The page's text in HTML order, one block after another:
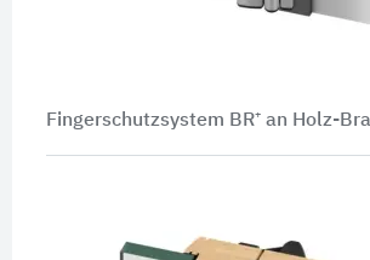
Fingerschutzsystem BR⁺ an Holz-